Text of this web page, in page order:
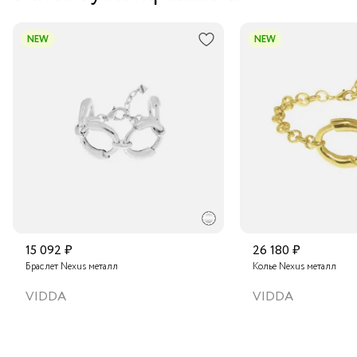
NEW
15 092 ₽
Браслет Nexus металл
VIDDA
NEW
26 180 ₽
Колье Nexus металл
VIDDA